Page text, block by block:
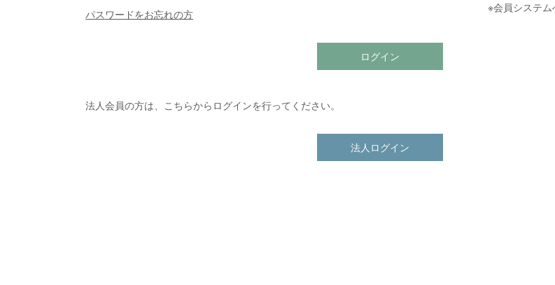
パスワードをお忘れの方
ログイン
法人会員の方は、こちらからログインを行ってください。
法人ログイン
※会員システム